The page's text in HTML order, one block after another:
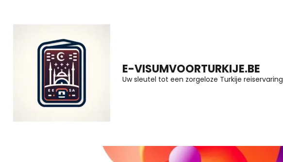
naar
E-VISUMVOORTURKIJE.BE
Uw sleutel tot een zorgeloze Turkije reiservaring